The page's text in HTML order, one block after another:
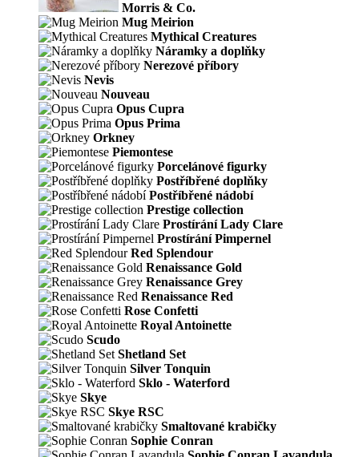
Morris & Co.
Mug Meirion
Mythical Creatures
Náramky a doplňky
Nerezové příbory
Nevis
Nouveau
Opus Cupra
Opus Prima
Orkney
Piemontese
Porcelánové figurky
Postříbřené doplňky
Postříbřené nádobí
Prestige collection
Prostírání Lady Clare
Prostírání Pimpernel
Red Splendour
Renaissance Gold
Renaissance Grey
Renaissance Red
Rose Confetti
Royal Antoinette
Scudo
Shetland Set
Silver Tonquin
Sklo - Waterford
Skye
Skye RSC
Smaltované krabičky
Sophie Conran